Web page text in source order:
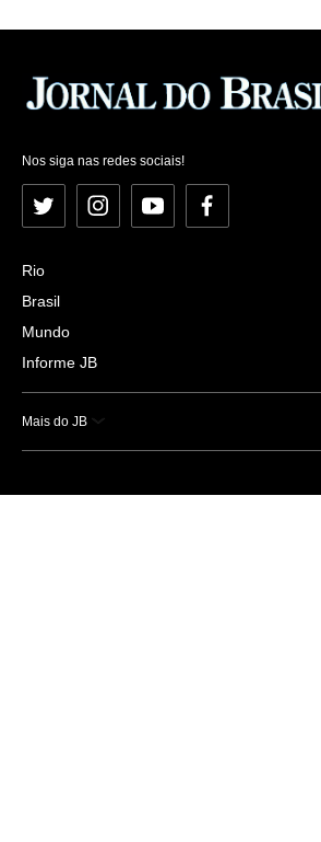
Nos siga nas redes sociais!
Twitter InstagramYouTubeFacebook
Rio
Brasil
Mundo
Informe JB
Mais do JB
Esportes